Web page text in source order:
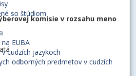
so štúdiom
EUBA
cudzích jazykoch
odborných predmetov v cudzích
komisie v rozsahu meno